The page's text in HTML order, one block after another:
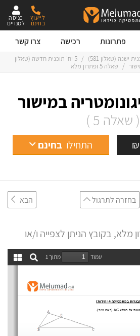
כניסה
למנויים
לייעוץ
בחינם
פתרונות רכישה צרו קשר
במישור
( שאלה 5 )
התחילו בחינם
(שאלון 581 )
/ 5 יח' תוכנית חדשה (שאלון
/ שאלה 5 ופתרון מלא
בחזרה לתרגול הבא
בקובץ הניתן לצפייה ו/או